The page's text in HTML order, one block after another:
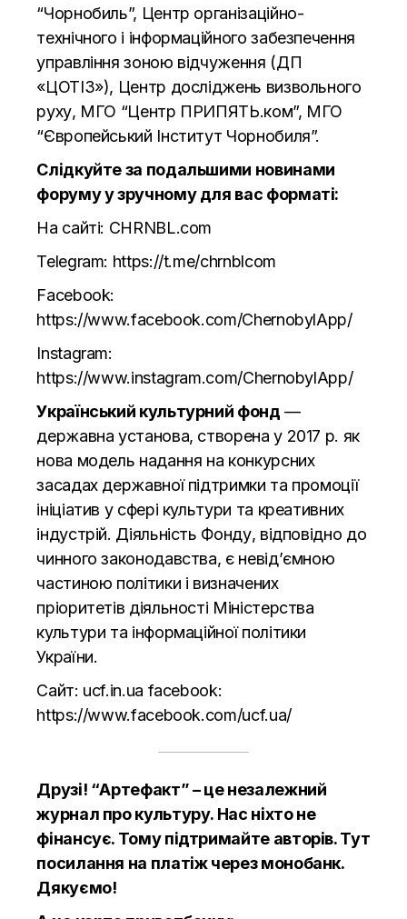
“Чорнобиль”, Центр організаційно-
технічного і інформаційного забезпечення
управління зоною відчуження (ДП
«ЦОТІЗ»), Центр досліджень визвольного
руху, МГО “Центр ПРИПЯТЬ.ком”, МГО
“Європейський Інститут Чорнобиля”.
Слідкуйте за подальшими новинами
форуму у зручному для вас форматі:
На сайті: CHRNBL.com
Telegram: https://t.me/chrnblcom
Facebook:
https://www.facebook.com/ChernobylApp/
Instagram:
https://www.instagram.com/ChernobylApp/
Український культурний фонд —
державна установа, створена у 2017 р. як
нова модель надання на конкурсних
засадах державної підтримки та промоції
ініціатив у сфері культури та креативних
індустрій. Діяльність Фонду, відповідно до
чинного законодавства, є невід’ємною
частиною політики і визначених
пріоритетів діяльності Міністерства
культури та інформаційної політики
України.
Сайт: ucf.in.ua facebook:
https://www.facebook.com/ucf.ua/
Друзі! “Артефакт” – це незалежний
журнал про культуру. Нас ніхто не
фінансує. Тому підтримайте авторів.Тут
посилання на платіж через монобанк.
Дякуємо!